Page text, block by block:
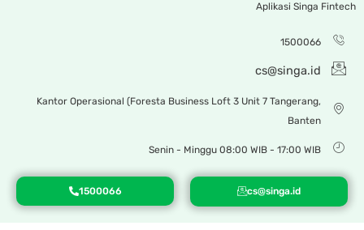
Aplikasi Singa Fintech
1500066
cs@singa.id
Kantor Operasional (Foresta Business Loft 3 Unit 7 Tangerang,
Banten
Senin - Minggu 08:00 WIB - 17:00 WIB
1500066 cs@singa.id